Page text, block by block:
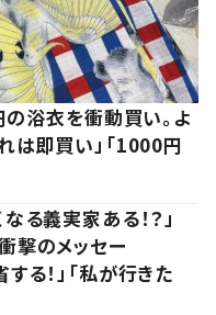
の浴衣を衝動買い。よ
は即買い」「1000円
る義実家ある！？」
撃のメッセー
る！」「私が行きた